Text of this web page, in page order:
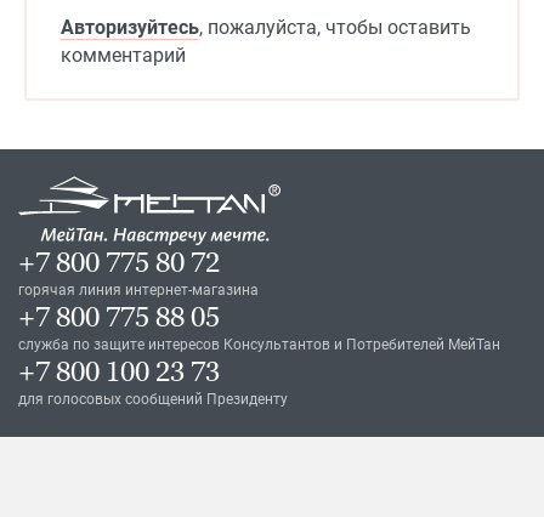
Авторизуйтесь, пожалуйста, чтобы оставить
комментарий
+7 800 775 80 72
горячая линия интернет-магазина
+7 800 775 88 05
служба по защите интересов Консультантов и Потребителей МейТан
+7 800 100 23 73
для голосовых сообщений Президенту